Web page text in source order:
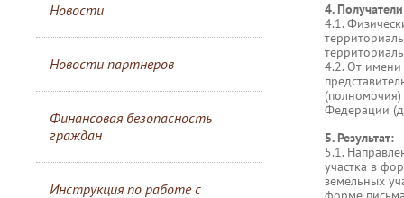
Новости
Новости партнеров
Финансовая безопасность
граждан
Инструкция по работе с
4.
4.1.
4.2. От имени
(полномочия)
Федерации
5. Результат:
5.1.
участка в
земельных